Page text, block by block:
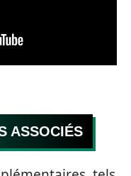
ASSOCIÉS